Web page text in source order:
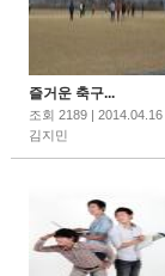
즐거운 축구...
조회 2189 | 2014.04.16
김지민